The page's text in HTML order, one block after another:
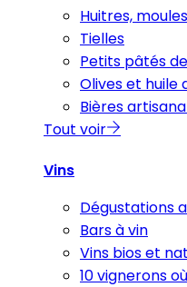
Huitres,
Tielles
Petits pâtés
Olives et huile
Bières
Tout voir
Vins
Dégustations
Bars à vin
Vins bios et
10 vignerons